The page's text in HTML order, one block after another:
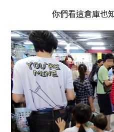
你們看這倉庫也